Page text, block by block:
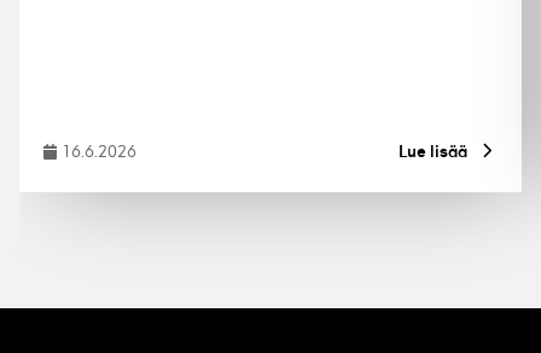
Julkaistu
16.6.2026 Lue lisää